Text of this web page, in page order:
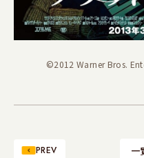
©2012 Warner Bros.
PREV 一